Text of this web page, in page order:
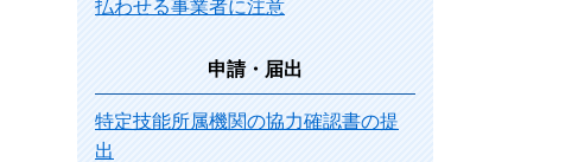
払わせる事業者に注意
申請・届出
特定技能所属機関の協力確認書の提
出